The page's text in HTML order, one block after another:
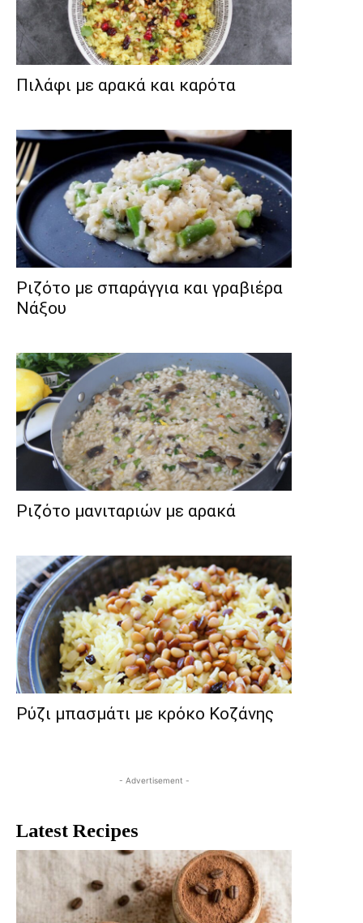
Πιλάφι με αρακά και καρότα
Ριζότο με σπαράγγια και γραβιέρα
Νάξου
Ριζότο μανιταριών με αρακά
Ρύζι μπασμάτι με κρόκο Κοζάνης
- Advertisement -
Latest Recipes